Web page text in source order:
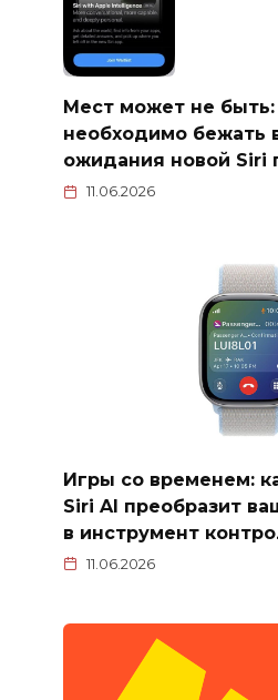
Мест может не
необходимо бежать
ожидания новой Siri
11.06.2026
Игры со временем:
Siri AI преобразит
в инструмент
11.06.2026